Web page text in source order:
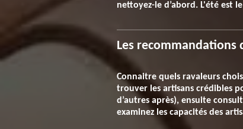
nettoyez-le d’abord. L'été est
Les
Connaitre quels ravaleurs
trouver les artisans crédibles
d’autres après), ensuite
examinez les capacités des